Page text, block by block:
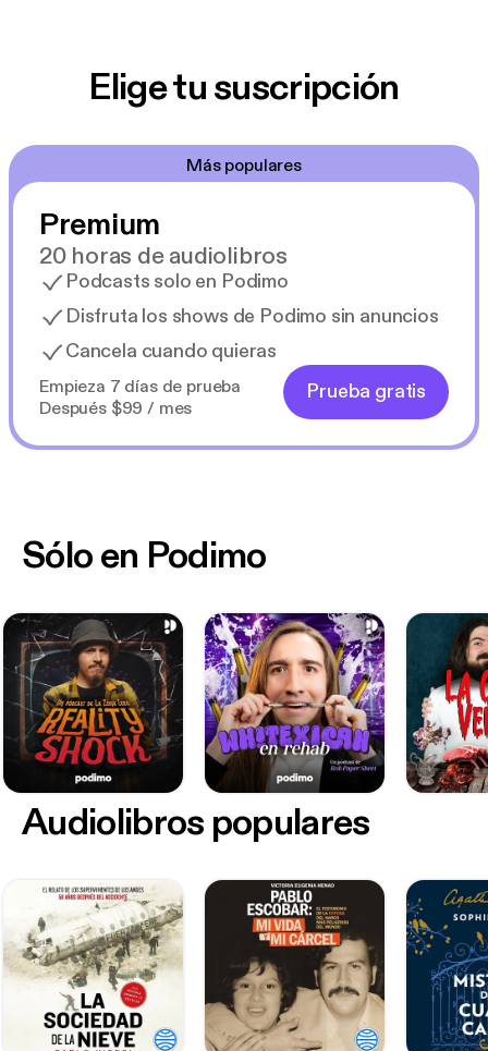
Elige tu suscripción
Más populares
Premium
20 horas de audiolibros
Podcasts solo en Podimo
Disfruta los shows de Podimo sin anuncios
Cancela cuando quieras
Empieza 7 días de prueba
Después $99 / mes
Prueba gratis
Sólo en Podimo
Audiolibros populares